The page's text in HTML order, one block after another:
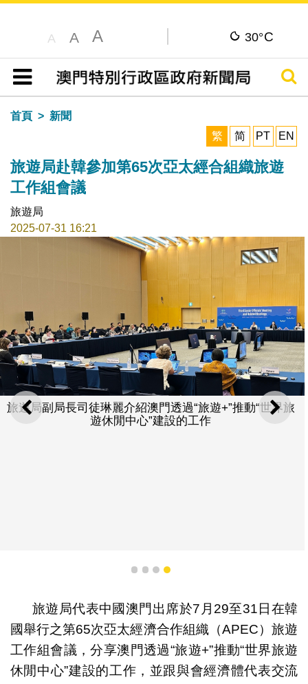
A A A 30°C
目錄
搜尋
首頁
新聞
繁
简 PT EN
旅遊局赴韓參加第65次亞太經合組織旅遊
工作組會議
旅遊局
2025-07-31 16:21
上一則 下一
旅遊局副局長司徒琳麗介紹澳門透過“旅遊+”推動“世界旅
遊休閒中心”建設的工作
1 2 3 4
旅遊局代表中國澳門出席於7月29至31日在韓
國舉行之第65次亞太經濟合作組織（APEC）旅遊
工作組會議，分享澳門透過“旅遊+”推動“世界旅遊
休閒中心”建設的工作，並跟與會經濟體代表交流